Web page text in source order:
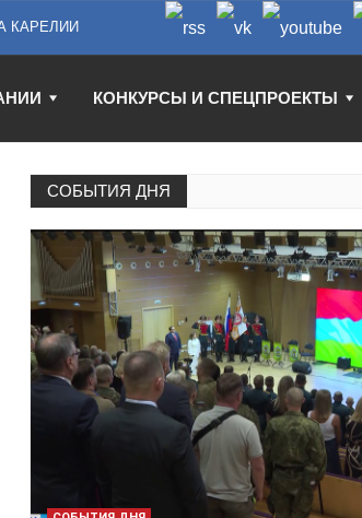
КАРЕЛИИ
КОНКУРСЫ И СПЕЦПРОЕКТЫ
СОБЫТИЯ ДНЯ